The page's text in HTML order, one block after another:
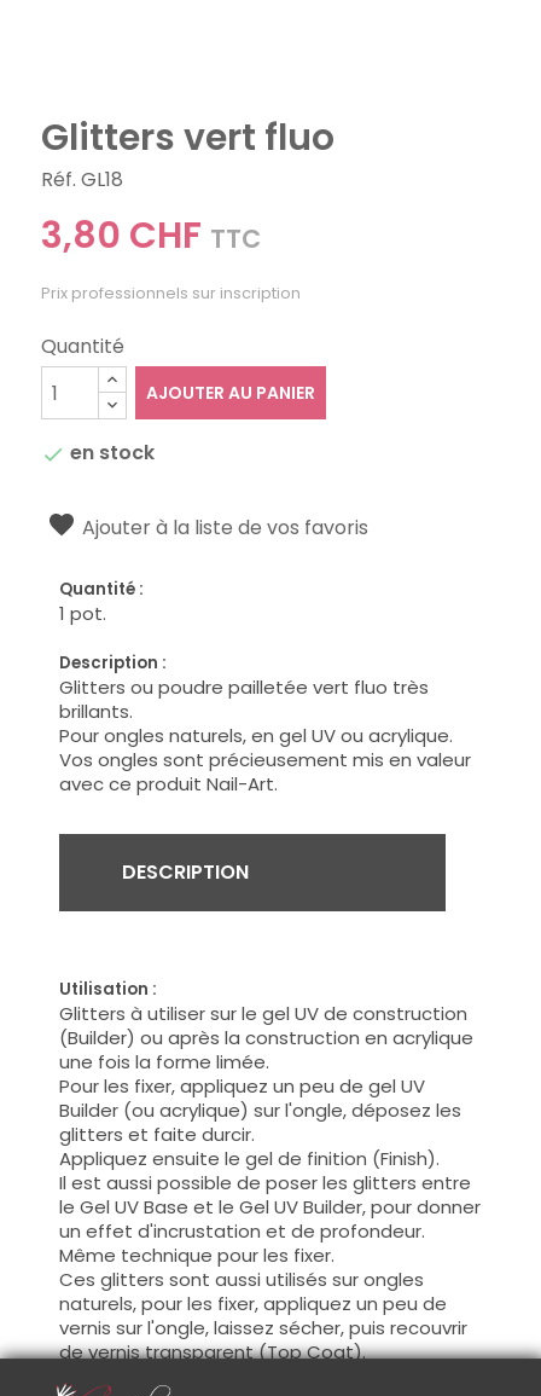
Glitters vert fluo
Réf. GL18
3,80 CHF TTC
Prix professionnels sur inscription
Quantité
AJOUTER AU PANIER
 en stock
Ajouter à la liste de vos favoris
Quantité :
1 pot.
Description :
Glitters ou poudre pailletée vert fluo très
brillants.
Pour ongles naturels, en gel UV ou acrylique.
Vos ongles sont précieusement mis en valeur
avec ce produit Nail-Art.
DESCRIPTION
Utilisation :
Glitters à utiliser sur le gel UV de construction
(Builder) ou après la construction en acrylique
une fois la forme limée.
Pour les fixer, appliquez un peu de gel UV
Builder (ou acrylique) sur l'ongle, déposez les
glitters et faite durcir.
Appliquez ensuite le gel de finition (Finish).
Il est aussi possible de poser les glitters entre
le Gel UV Base et le Gel UV Builder, pour donner
un effet d'incrustation et de profondeur.
Même technique pour les fixer.
Ces glitters sont aussi utilisés sur ongles
naturels, pour les fixer, appliquez un peu de
vernis sur l'ongle, laissez sécher, puis recouvrir
de vernis transparent (Top Coat).